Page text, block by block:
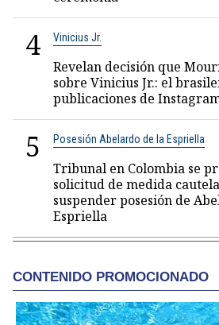
4 Vinicius Jr.
Revelan decisión que
sobre Vinicius Jr.: el
publicaciones de
5 Posesión Abelardo de la Espriella
Tribunal en Colombia se
solicitud de medida
suspender posesión de
Espriella